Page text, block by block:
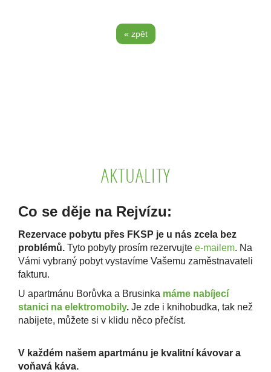
« zpět
AKTUALITY
Co se děje na Rejvízu:
Rezervace pobytu přes FKSP je u nás zcela bez
problémů. Tyto pobyty prosím rezervujte e-mailem. Na
Vámi vybraný pobyt vystavíme Vašemu zaměstnavateli
fakturu.
U apartmánu Borůvka a Brusinka máme nabíjecí
stanici na elektromobily. Je zde i knihobudka, tak než
nabijete, můžete si v klidu něco přečíst.
V každém našem apartmánu je kvalitní kávovar a
voňavá káva.